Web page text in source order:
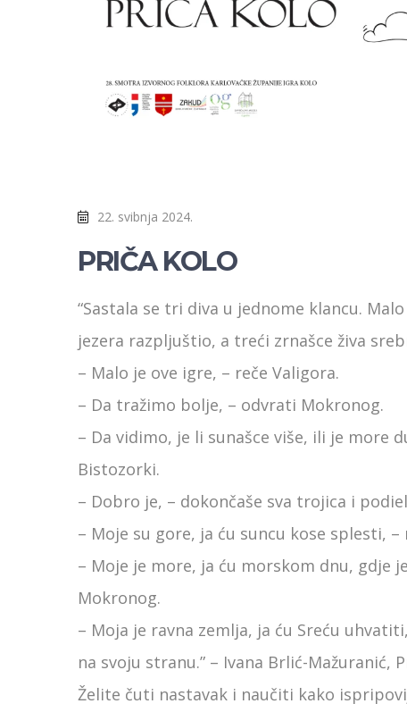
22. svibnja 2024.
PRIČA KOLO
“Sastala se tri diva u jednome klancu.
jezera razpljuštio, a treći zrnašce živa
– Malo je ove igre, – reče Valigora.
– Da tražimo bolje, – odvrati Mokronog.
– Da vidimo, je li sunašce više, ili je more
Bistozorki.
– Dobro je, – dokončaše sva trojica i
– Moje su gore, ja ću suncu kose splesti, –
– Moje je more, ja ću morskom dnu,
Mokronog.
– Moja je ravna zemlja, ja ću Sreću
na svoju stranu.” – Ivana Brlić-Mažuranić,
Želite čuti nastavak i naučiti kako